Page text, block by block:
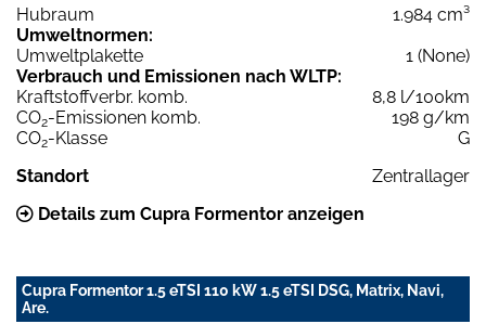
Hubraum
1.984 cm³
Umweltnormen:
Umweltplakette
1 (None)
Verbrauch und Emissionen nach WLTP:
Kraftstoffverbr. komb.
8,8 l/100km
CO2-Emissionen komb.
198 g/km
CO2-Klasse
G
Standort
Zentrallager
Details zum Cupra Formentor anzeigen
Cupra Formentor 1.5 eTSI 110 kW 1.5 eTSI DSG, Matrix, Navi,
Are.